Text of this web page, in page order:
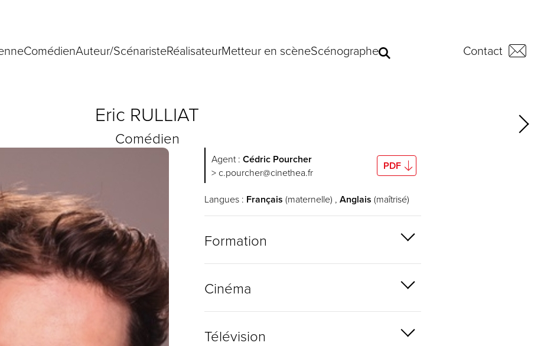
Contact
ComédienAuteur/ScénaristeRéalisateurMetteur en scèneScénographe
Eric RULLIAT
Comédien
Agent : Cédric Pourcher
> c.pourcher@cinethea.fr PDF
Langues : Français (maternelle) , Anglais (maîtrisé)
Formation
Cinéma
Télévision